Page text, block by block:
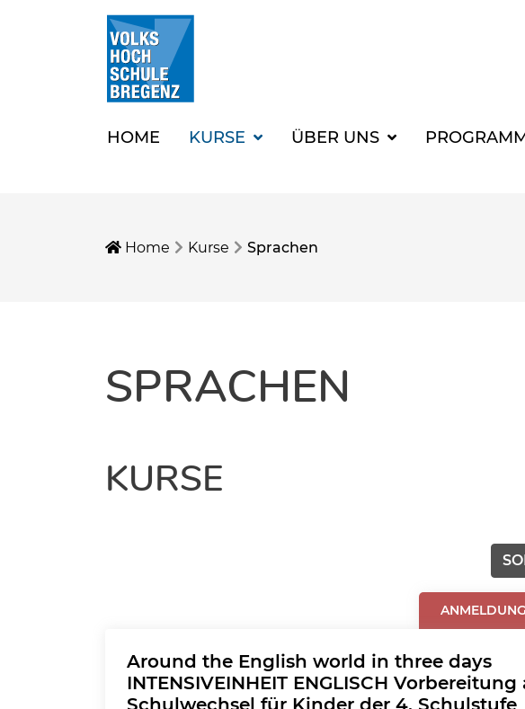
HOME KURSE ÜBER UNS
Home Kurse Sprachen
SPRACHEN
KURSE
Around the English world in three days
INTENSIVEINHEIT ENGLISCH
Schulwechsel für Kinder der 4. Schulstufe